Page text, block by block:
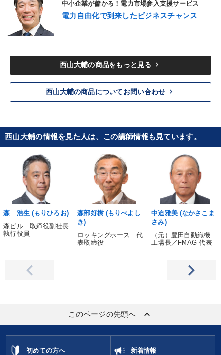
中小企業が儲かる！電力市場参入支援サービス
電力自由化で到来したビジネスチャンス
西山大輔の商品をもっと見る keyboard_arrow_right
西山大輔の商品についてお問い合わせ keyboard_arrow_right
西山大輔の情報を見た人は、この講師情報も見ています。
森 浩生 (もりひろお)
森ビル 取締役副社長
執行役員
森部好樹 (もりべよし
き)
ロッキングホース 代
表取締役
中迫雅美 (なかさこま
さみ)
（元）豊田自動織機
工場長／FMAG 代表
このページの先頭へ keyboard_arrow_up
初めての方へ 新着情報